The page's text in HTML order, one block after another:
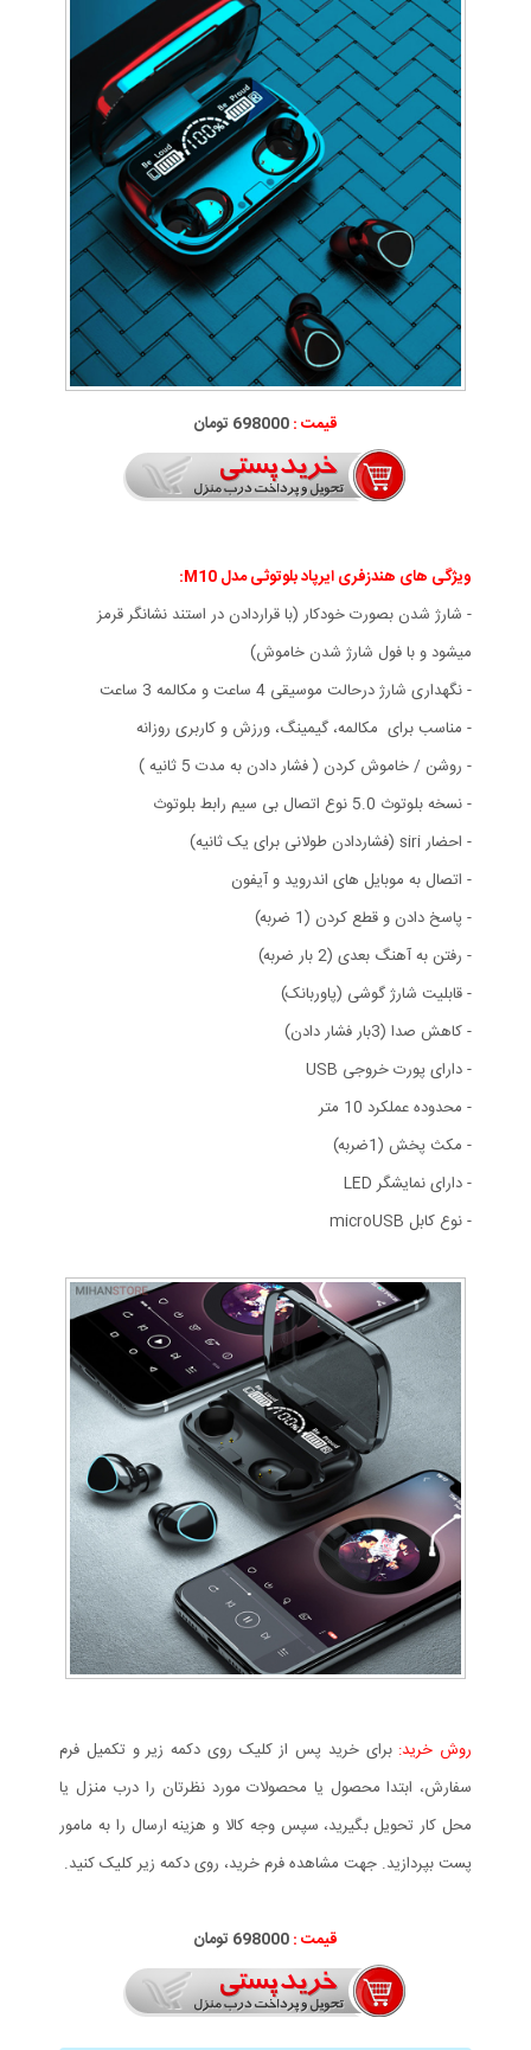
قیمت :698000 تومان
ویژگی های هندزفری ایرپاد بلوتوثی مدل M10:
- شارژ شدن بصورت خودکار (با قراردادن در استند نشانگر قرمز
میشود و با فول شارژ شدن خاموش)
- نگهداری شارژ درحالت موسیقی 4 ساعت و مکالمه 3 ساعت
- مناسب برای مکالمه، گیمینگ، ورزش و کاربری روزانه
- روشن / خاموش کردن ( فشار دادن به مدت 5 ثانیه )
- نسخه بلوتوث 5.0 نوع اتصال بی سیم رابط بلوتوث
- احضار siri (فشاردادن طولانی برای یک ثانیه)
- اتصال به موبایل های اندروید و آیفون
- پاسخ دادن و قطع کردن (1 ضربه)
- رفتن به آهنگ بعدی (2 بار ضربه)
- قابلیت شارژ گوشی (پاوربانک)
- کاهش صدا (3بار فشار دادن)
- دارای پورت خروجی USB
- محدوده عملکرد 10 متر
- مکث پخش (1ضربه)
- دارای نمایشگر LED
- نوع کابل microUSB
روش خرید: برای خرید پس از کلیک روی دکمه زیر و تکمیل فرم
سفارش، ابتدا محصول یا محصولات مورد نظرتان را درب منزل یا
محل کار تحویل بگیرید، سپس وجه کالا و هزینه ارسال را به مامور
پست بپردازید. جهت مشاهده فرم خرید، روی دکمه زیر کلیک کنید.
قیمت :698000 تومان